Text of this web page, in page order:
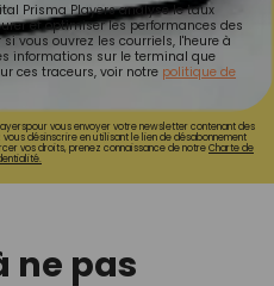
Prisma Players analyse le taux
et optimiser les performances des
vous ouvrez les courriels, l'heure à
informations sur le terminal que
ces traceurs, voir notre politique de
vous envoyer votre newsletter contenant des
désinscrire en utilisant le lien de désabonnement
vos droits, prenez connaissance de notreCharte de
ne pas